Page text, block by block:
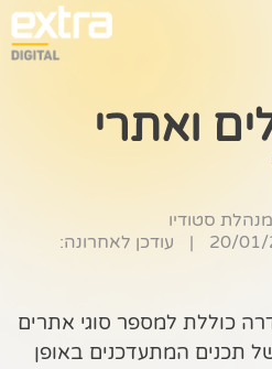
ואתרי
מנהלת סטודיו
|
עודכן לאחרונה:
כוללת למספר סוגי אתרים
תכנים המתעדכנים באופן